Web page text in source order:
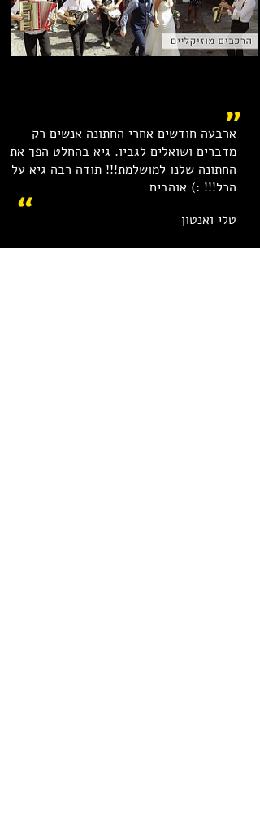
ארבעה חודשים אחרי החתונה אנשים רק
מדברים ושואלים לגביו. גיא בהחלט הפך את
החתונה שלנו למושלמת!!! תודה רבה גיא על
הכל!!! :) אוהבים
טלי ואנטון